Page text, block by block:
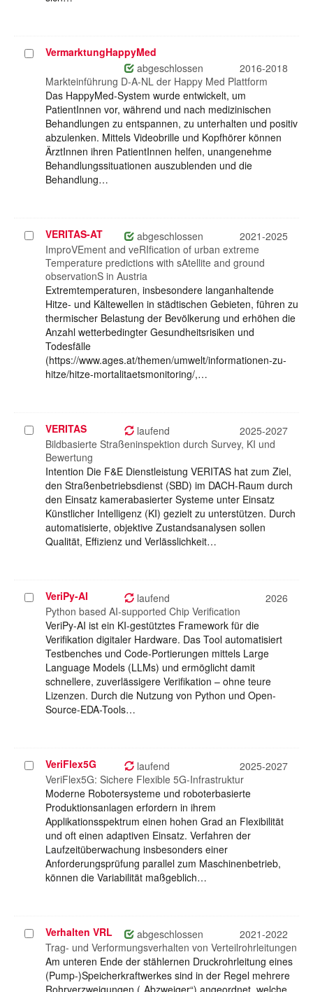
ProjektVermarktungHappyMed
abgeschlossen
2016-2018
Markteinführung D-A-NL der Happy Med Plattform
Das HappyMed-System wurde entwickelt, um
PatientInnen vor, während und nach medizinischen
Behandlungen zu entspannen, zu unterhalten und positiv
abzulenken. Mittels Videobrille und Kopfhörer können
ÄrztInnen ihren PatientInnen helfen, unangenehme
Behandlungssituationen auszublenden und die
Behandlung…
Projekt
auswählen
VERITAS-AT abgeschlossen
2021-2025
ImproVEment and veRIfication of urban extreme
Temperature predictions with sAtellite and ground
observationS in Austria
Extremtemperaturen, insbesondere langanhaltende
Hitze- und Kältewellen in städtischen Gebieten, führen zu
thermischer Belastung der Bevölkerung und erhöhen die
Anzahl wetterbedingter Gesundheitsrisiken und
Todesfälle
(https://www.ages.at/themen/umwelt/informationen-zu-
hitze/hitze-mortalitaetsmonitoring/,…
Projekt
auswählen
VERITAS laufend
2025-2027
Bildbasierte Straßeninspektion durch Survey, KI und
Bewertung
Intention Die F&E Dienstleistung VERITAS hat zum Ziel,
den Straßenbetriebsdienst (SBD) im DACH-Raum durch
den Einsatz kamerabasierter Systeme unter Einsatz
Künstlicher Intelligenz (KI) gezielt zu unterstützen. Durch
automatisierte, objektive Zustandsanalysen sollen
Qualität, Effizienz und Verlässlichkeit…
Projekt
auswählen
VeriPy-AI laufend
2026
Python based AI-supported Chip Verification
VeriPy-AI ist ein KI-gestütztes Framework für die
Verifikation digitaler Hardware. Das Tool automatisiert
Testbenches und Code-Portierungen mittels Large
Language Models (LLMs) und ermöglicht damit
schnellere, zuverlässigere Verifikation – ohne teure
Lizenzen. Durch die Nutzung von Python und Open-
Source-EDA-Tools…
Projekt
auswählen
VeriFlex5G laufend
2025-2027
VeriFlex5G: Sichere Flexible 5G-Infrastruktur
Moderne Robotersysteme und roboterbasierte
Produktionsanlagen erfordern in ihrem
Applikationsspektrum einen hohen Grad an Flexibilität
und oft einen adaptiven Einsatz. Verfahren der
Laufzeitüberwachung insbesonders einer
Anforderungsprüfung parallel zum Maschinenbetrieb,
können die Variabilität maßgeblich…
Projekt
auswählen
Verhalten VRL abgeschlossen
2021-2022
Trag- und Verformungsverhalten von Verteilrohrleitungen
Am unteren Ende der stählernen Druckrohrleitung eines
(Pump-)Speicherkraftwerkes sind in der Regel mehrere